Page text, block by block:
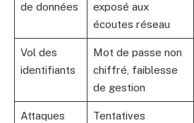
de données
exposé aux
écoutes réseau
Vol des
identifiants
Mot de passe non
chiffré, faiblesse
de gestion
Attaques
Tentatives